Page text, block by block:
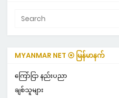
MYANMAR NET ⦿ မြန်မာနက်
ကြော်ငြာ နည်းပညာ
ချစ်သူများ